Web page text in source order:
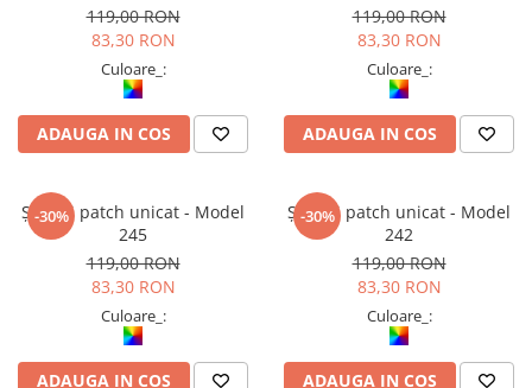
119,00 RON
83,30 RON
Culoare_:
ADAUGA IN COS
119,00 RON
83,30 RON
Culoare_:
ADAUGA IN COS
-30%
Șalvari patch unicat - Model
245
119,00 RON
83,30 RON
Culoare_:
ADAUGA IN COS
-30%
Șalvari patch unicat - Model
242
119,00 RON
83,30 RON
Culoare_:
ADAUGA IN COS